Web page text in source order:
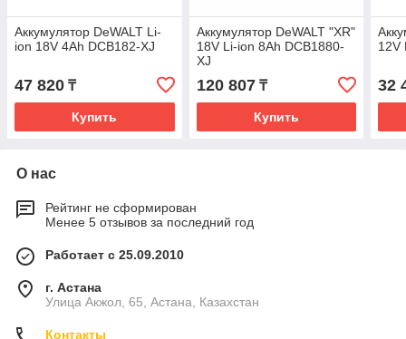
Аккумулятор DeWALT Li-
ion 18V 4Ah DCB182-XJ
47 820 ₸
Купить
Аккумулятор DeWALT "XR"
18V Li-ion 8Ah DCB1880-
XJ
120 807₸
Купить
12V
32
О нас
Рейтинг не сформирован
Менее 5 отзывов за последний год
Работает с 25.09.2010
г. Астана
Улица Акжол, 65, Астана, Казахстан
Контакты